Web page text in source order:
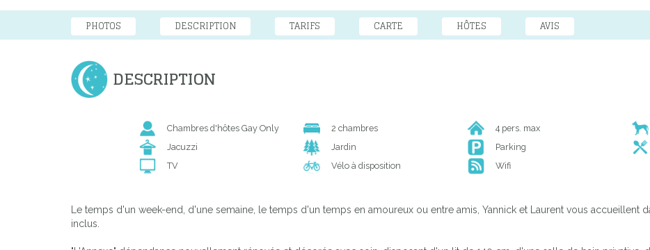
PHOTOS DESCRIPTION TARIFS CARTE HÔTES AVIS
DESCRIPTION
Chambres d'hôtes Gay Only 2 chambres 4 pers. max
Jacuzzi
Jardin Parking
TV
Vélo à disposition Wifi
Le temps d'un week-end, d'une semaine, le temps d'un temps en amoureux ou entre amis, Yannick et Laurent vous accueillent
inclus.